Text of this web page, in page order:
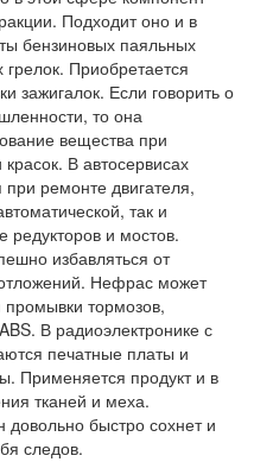
Подходит оно и в
бензиновых паяльных
грелок. Приобретается
зажигалок. Если говорить о
то она
вещества при
В автосервисах
ремонте двигателя,
так и
редукторов и мостов.
избавляться от
Нефрас может
промывки тормозов,
В радиоэлектронике с
печатные платы и
Применяется продукт и в
тканей и меха.
довольно быстро сохнет и
следов.